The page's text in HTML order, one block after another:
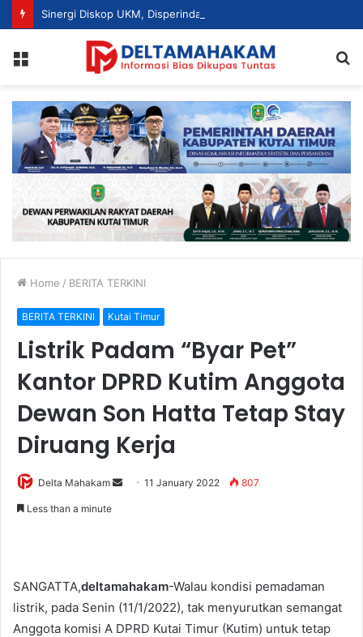
Home / BERITA TERKINI
BERITA TERKINI Kutai Timur
Listrik Padam “Byar Pet”
Kantor DPRD Kutim Anggota
Dewan Son Hatta Tetap Stay
Diruang Kerja
Delta Mahakam 11 January 2022 807
Less than a minute
SANGATTA,deltamahakam-Walau kondisi pemadaman
listrik, pada Senin (11/1/2022), tak menyurutkan semangat
Anggota komisi A DPRD Kutai Timur (Kutim) untuk tetap